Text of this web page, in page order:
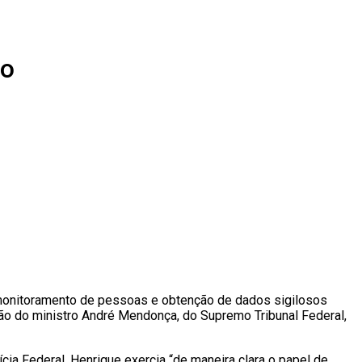
de pessoas e obtenção de dados sigilosos
do ministro André Mendonça, do Supremo Tribunal Federal,